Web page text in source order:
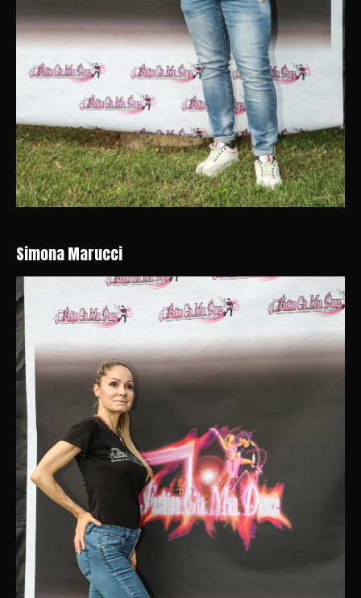
Simona Marucci